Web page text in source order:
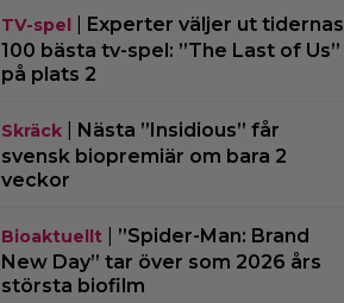
TV-spel
Experter väljer ut tidernas
100 bästa tv-spel: ”The Last of Us”
på plats 2
Skräck| Nästa ”Insidious” får
svensk biopremiär om bara 2
veckor
Bioaktuellt| ”Spider-Man: Brand
New Day” tar över som 2026 års
största biofilm